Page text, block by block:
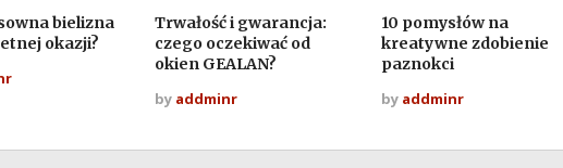
bielizna
okazji?
Trwałość i gwarancja:
czego oczekiwać od
okien GEALAN?
by addminr
10 pomysłów na
kreatywne zdobienie
paznokci
by addminr